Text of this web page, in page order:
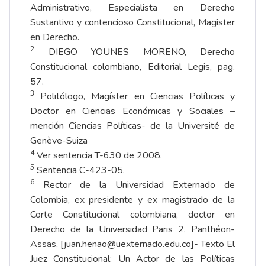
Administrativo, Especialista en Derecho
Sustantivo y contencioso Constitucional, Magister
en Derecho.
2
DIEGO YOUNES MORENO, Derecho
Constitucional colombiano, Editorial Legis, pag.
57.
3
Politólogo, Magíster en Ciencias Políticas y
Doctor en Ciencias Económicas y Sociales –
mención Ciencias Políticas- de la Université de
Genève-Suiza
4Ver sentencia T-630 de 2008.
5 Sentencia C-423-05.
6
Rector de la Universidad Externado de
Colombia, ex presidente y ex magistrado de la
Corte Constitucional colombiana, doctor en
Derecho de la Universidad Paris 2, Panthéon-
Assas, [juan.henao@uexternado.edu.co]- Texto El
Juez Constitucional: Un Actor de las Políticas